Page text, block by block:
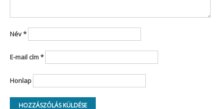
Név*
E-mail cím*
Honlap